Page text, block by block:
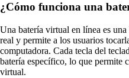
¿Cómo funciona una
Una batería virtual en línea es
real y permite a los usuarios
computadora. Cada tecla del
batería específico, lo que permite
virtual.